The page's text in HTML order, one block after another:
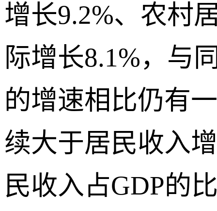
增长9.2%、农村
际增长8.1%，与
的增速相比仍有
续大于居民收入
民收入占GDP的